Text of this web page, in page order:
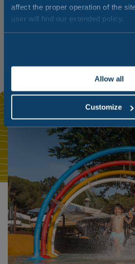
affect the proper operation of the
user will find our extended policy.
Allow all
Customize
dedykowanych dorosłym,
tych, które preferujesz:
estradowi, minikluby, taniec
kabaret, musicale, aquagym,